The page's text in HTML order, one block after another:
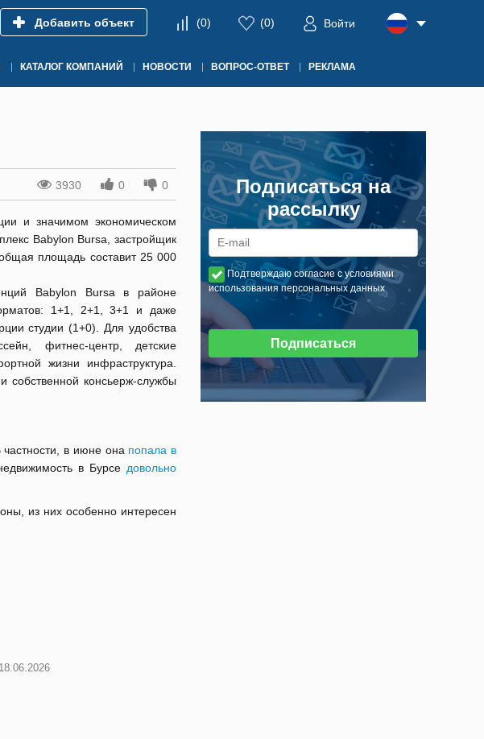
Добавить объект (0) (0) Войти
КАТАЛОГ КОМПАНИЙ НОВОСТИ ВОПРОС-ОТВЕТ РЕКЛАМА
3930 0 0
и значимом экономическом
Babylon Bursa, застройщик
площадь составит 25 000
Babylon Bursa в районе
1+1, 2+1, 3+1 и даже
студии (1+0). Для удобства
фитнес-центр, детские
жизни инфраструктура.
собственной консьерж-службы
в июне она попала в
в Бурсе довольно
из них особенно интересен
18.06.2026
Подписаться на
рассылку
Подтверждаю согласие с условиями
использования персональных данных
Подписаться